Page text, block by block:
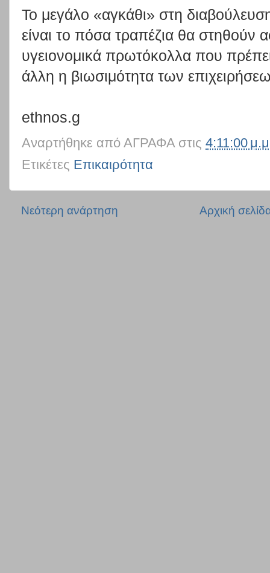
Το μεγάλο «αγκάθι» στη
είναι το πόσα τραπέζια θα στηθούν
υγειονομικά πρωτόκολλα που
άλλη η βιωσιμότητα των
ethnos.g
Αναρτήθηκε από ΑΓΡΑΦΑ στις 4:11:00
Ετικέτες Επικαιρότητα
Νεότερη ανάρτηση Αρχική